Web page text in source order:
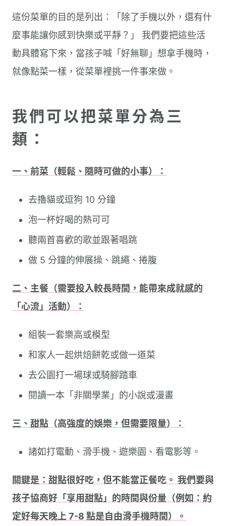
這份菜單的目的是列出：「除了手機以外，還有什
麼事能讓你感到快樂或平靜？」 我們要把這些活
動具體寫下來，當孩子喊「好無聊」想拿手機時，
就像點菜一樣，從菜單裡挑一件事來做。
我們可以把菜單分為三
類：
一、前菜（輕鬆、隨時可做的小事）：
去擼貓或逗狗 10 分鐘
泡一杯好喝的熱可可
聽兩首喜歡的歌並跟著唱跳
做 5 分鐘的伸展操、跳繩、捲腹
二、主餐（需要投入較長時間，能帶來成就感的
「心流」活動）：
組裝一套樂高或模型
和家人一起烘焙餅乾或做一道菜
去公園打一場球或騎腳踏車
閱讀一本「非關學業」的小說或漫畫
三、甜點（高強度的娛樂，但需要限量）：
諸如打電動、滑手機、遊樂園、看電影等。
關鍵是：甜點很好吃，但不能當正餐吃。 我們要與
孩子協商好「享用甜點」的時間與份量（例如：約
定好每天晚上 7-8 點是自由滑手機時間）。